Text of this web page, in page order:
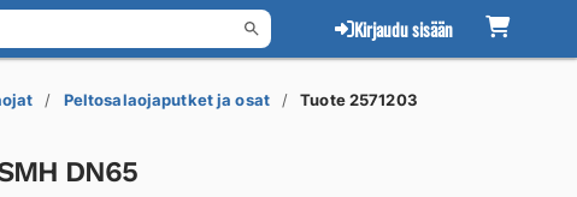
Kirjaudu sisään
Peltosalaojaputket ja osat Tuote 2571203
DN65